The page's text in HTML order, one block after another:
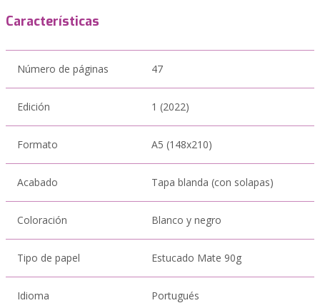
Características
Número de páginas 47
Edición 1 (2022)
Formato A5 (148x210)
Acabado Tapa blanda (con solapas)
Coloración Blanco y negro
Tipo de papel Estucado Mate 90g
Idioma Portugués